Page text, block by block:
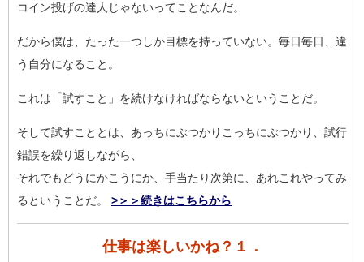
コイン投げの達人じゃないってことなんだ。
だから僕は、たった一つしか目標を持っていない。毎日毎日、違
う 自分になること。
これは「試すこと」を続けなければならないということだ。
そして試すこととは、あっちにぶつかりこっちにぶつかり、試行
錯誤を繰り返しながら、
それでもどうにかこうにか、手当たり次第に、あれこれやってみ
る ということだ。 >＞＞続きはこちらから
仕事は楽しいかね？１．